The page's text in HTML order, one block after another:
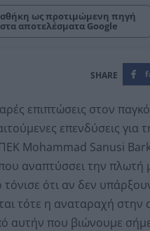
ως προτιμώμενη πηγή
στα αποτελέσματα Google
επιπτώσεις στον
επενδύσεις για
Mohammad Sanusi
αναπτύσσει την πλωτή
ότι αν δεν
τότε η αναταραχή στην
αυτήν που βιώνουμε